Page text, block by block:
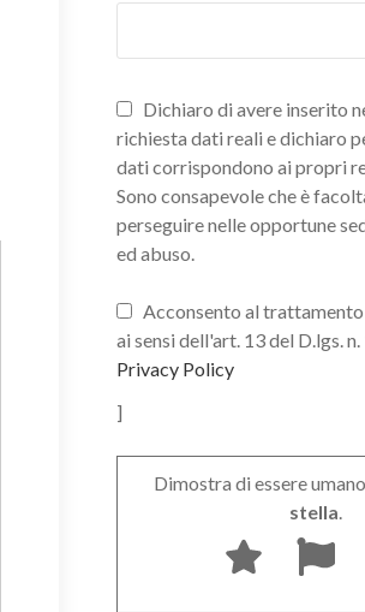
Dichiaro di avere inserito
richiesta dati reali e dichiaro
dati corrispondono ai propri
Sono consapevole che è
perseguire nelle opportune
ed abuso.
Acconsento al
ai sensi dell'art. 13 del D.lgs.
Privacy Policy
]
Dimostra di essere
stella.